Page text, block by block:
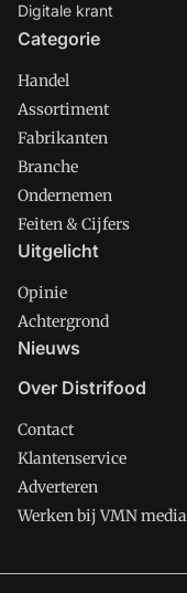
Digitale krant
Categorie
Handel
Assortiment
Fabrikanten
Branche
Ondernemen
Feiten & Cijfers
Uitgelicht
Opinie
Achtergrond
Nieuws
Over Distrifood
Contact
Klantenservice
Adverteren
Werken bij VMN media